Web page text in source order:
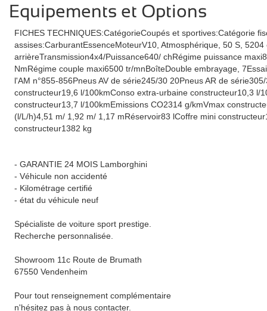
Equipements et Options
FICHES TECHNIQUES:CatégorieCoupés et sportives:Catégorie
assises:CarburantEssenceMoteurV10, Atmosphérique, 50 S,
arrièreTransmission4x4/Puissance640/ chRégime puissance
NmRégime couple maxi6500 tr/mnBoîteDouble embrayage,
l'AM n°855-856Pneus AV de série245/30 20Pneus AR de
constructeur19,6 l/100kmConso extra-urbaine constructeur10,3 l/
constructeur13,7 l/100kmEmissions CO2314 g/kmVmax
(l/L/h)4,51 m/ 1,92 m/ 1,17 mRéservoir83 lCoffre mini
constructeur1382 kg
- GARANTIE 24 MOIS Lamborghini
- Véhicule non accidenté
- Kilométrage certifié
- état du véhicule neuf
Spécialiste de voiture sport prestige.
Recherche personnalisée.
Showroom 11c Route de Brumath
67550 Vendenheim
Pour tout renseignement complémentaire
n'hésitez pas à nous contacter.